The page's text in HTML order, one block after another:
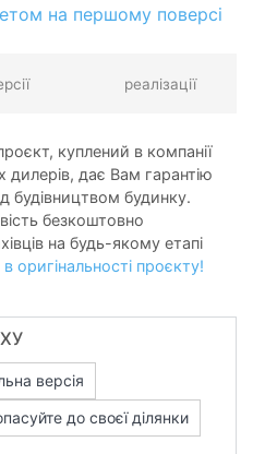
на першому поверсі
реалізації
куплений в компанії
дилерів, дає Вам гарантію
будівництвом будинку.
безкоштовно
на будь-якому етапі
оригінальності проєкту!
версія
до своєї ділянки